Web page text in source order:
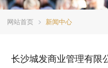
网站首页 新闻中心
长沙城发商业管理有限